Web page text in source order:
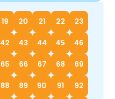
19 20 21 22 23
42 43 44 45 46
65 66 67 68 69
88 89 90 91 92